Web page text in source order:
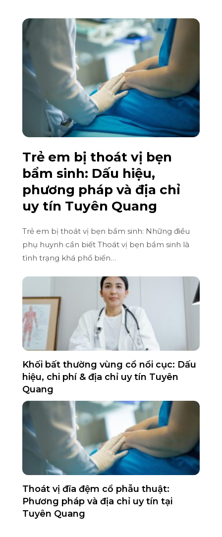
Trẻ em bị thoát vị bẹn
bẩm sinh: Dấu hiệu,
phương pháp và địa chỉ
uy tín Tuyên Quang
Trẻ em bị thoát vị bẹn bẩm sinh: Những điều
phụ huynh cần biết Thoát vị bẹn bẩm sinh là
tình trạng khá phổ biến…
Khối bất thường vùng cổ nổi cục: Dấu
hiệu, chi phí & địa chỉ uy tín Tuyên
Quang
Thoát vị đĩa đệm cổ phẫu thuật:
Phương pháp và địa chỉ uy tín tại
Tuyên Quang